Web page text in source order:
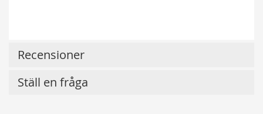
Recensioner
Ställ en fråga